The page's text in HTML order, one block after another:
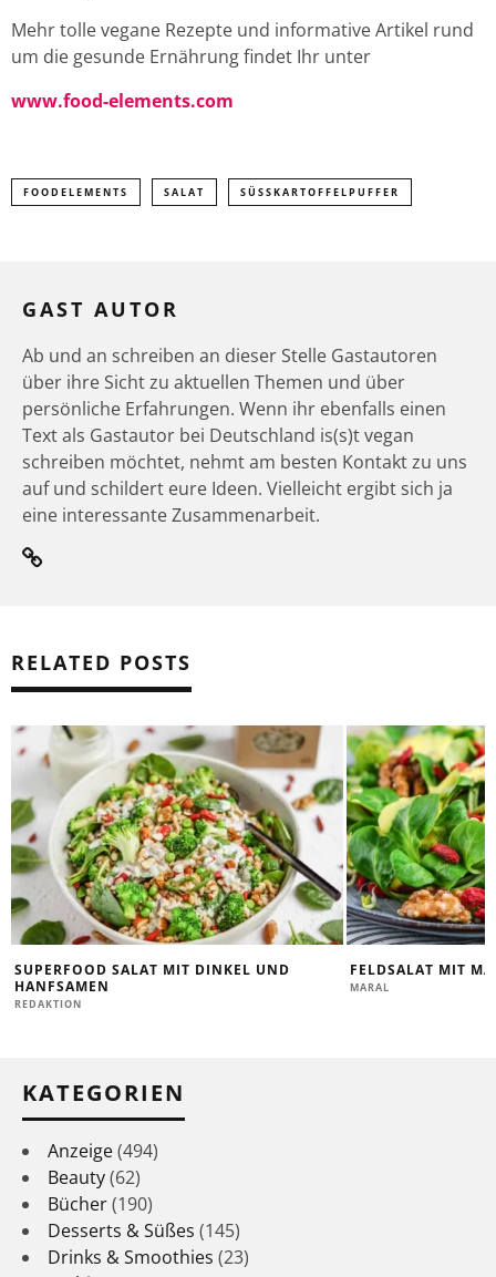
Mehr tolle vegane Rezepte und informative Artikel rund
um die gesunde Ernährung findet Ihr unter
www.food-elements.com
FOODELEMENTS SALAT SÜSSKARTOFFELPUFFER
GAST AUTOR
Ab und an schreiben an dieser Stelle Gastautoren
über ihre Sicht zu aktuellen Themen und über
persönliche Erfahrungen. Wenn ihr ebenfalls einen
Text als Gastautor bei Deutschland is(s)t vegan
schreiben möchtet, nehmt am besten Kontakt zu uns
auf und schildert eure Ideen. Vielleicht ergibt sich ja
eine interessante Zusammenarbeit.
RELATED POSTS
SUPERFOOD SALAT MIT DINKEL UND
HANFSAMEN
REDAKTION
FELDSALAT MIT
MARAL
KATEGORIEN
Anzeige(494)
Beauty(62)
Bücher(190)
Desserts & Süßes (145)
Drinks & Smoothies (23)